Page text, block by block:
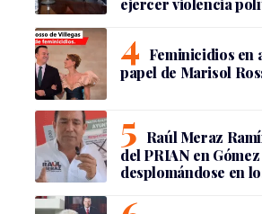
Feminicidios en
papel de Marisol
Raúl Meraz
del PRIAN en
desplomándose en